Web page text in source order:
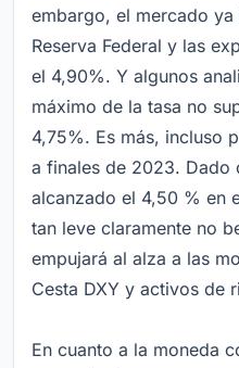
embargo, el mercado
Reserva Federal y las
el 4,90%. Y algunos
máximo de la tasa no
4,75%. Es más, incluso
a finales de 2023. Dado
alcanzado el 4,50 % en
tan leve claramente no
empujará al alza a las
Cesta DXY y activos de
En cuanto a la moneda